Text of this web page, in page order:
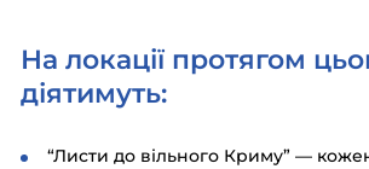
На локації протягом
діятимуть:
“Листи до вільного Криму” —